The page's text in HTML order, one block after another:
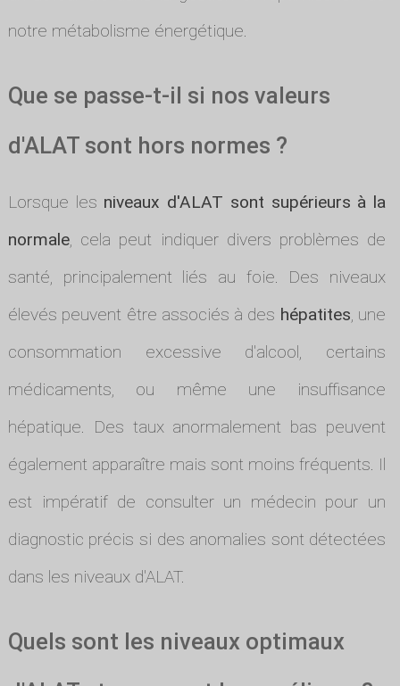
notre métabolisme énergétique.
Que se passe-t-il si nos valeurs
d'ALAT sont hors normes ?
Lorsque les niveaux d'ALAT sont supérieurs à la
normale, cela peut indiquer divers problèmes de
santé, principalement liés au foie. Des niveaux
élevés peuvent être associés à des hépatites, une
consommation excessive d'alcool, certains
médicaments, ou même une insuffisance
hépatique. Des taux anormalement bas peuvent
également apparaître mais sont moins fréquents. Il
est impératif de consulter un médecin pour un
diagnostic précis si des anomalies sont détectées
dans les niveaux d'ALAT.
Quels sont les niveaux optimaux